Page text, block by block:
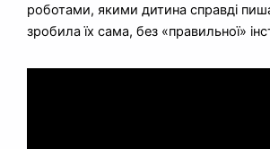
роботами, якими дитина справді
зробила їх сама, без «правильної»